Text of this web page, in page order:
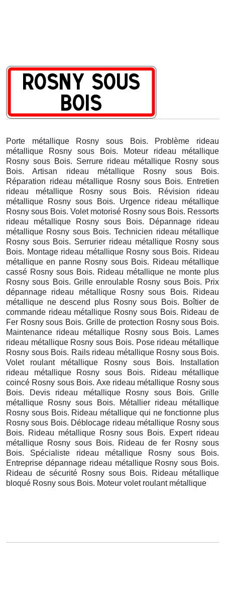
Porte métallique Rosny sous Bois. Problème rideau
métallique Rosny sous Bois. Moteur rideau métallique
Rosny sous Bois. Serrure rideau métallique Rosny sous
Bois. Artisan rideau métallique Rosny sous Bois.
Réparation rideau métallique Rosny sous Bois. Entretien
rideau métallique Rosny sous Bois. Révision rideau
métallique Rosny sous Bois. Urgence rideau métallique
Rosny sous Bois. Volet motorisé Rosny sous Bois. Ressorts
rideau métallique Rosny sous Bois. Dépannage rideau
métallique Rosny sous Bois. Technicien rideau métallique
Rosny sous Bois. Serrurier rideau métallique Rosny sous
Bois. Montage rideau métallique Rosny sous Bois. Rideau
métallique en panne Rosny sous Bois. Rideau métallique
cassé Rosny sous Bois. Rideau métallique ne monte plus
Rosny sous Bois. Grille enroulable Rosny sous Bois. Prix
dépannage rideau métallique Rosny sous Bois. Rideau
métallique ne descend plus Rosny sous Bois. Boîtier de
commande rideau métallique Rosny sous Bois. Rideau de
Fer Rosny sous Bois. Grille de protection Rosny sous Bois.
Maintenance rideau métallique Rosny sous Bois. Lames
rideau métallique Rosny sous Bois. Pose rideau métallique
Rosny sous Bois. Rails rideau métallique Rosny sous Bois.
Volet roulant métallique Rosny sous Bois. Installation
rideau métallique Rosny sous Bois. Rideau métallique
coincé Rosny sous Bois. Axe rideau métallique Rosny sous
Bois. Devis rideau métallique Rosny sous Bois. Grille
métallique Rosny sous Bois. Métallier rideau métallique
Rosny sous Bois. Rideau métallique qui ne fonctionne plus
Rosny sous Bois. Déblocage rideau métallique Rosny sous
Bois. Rideau métallique Rosny sous Bois. Expert rideau
métallique Rosny sous Bois. Rideau de fer Rosny sous
Bois. Spécialiste rideau métallique Rosny sous Bois.
Entreprise dépannage rideau métallique Rosny sous Bois.
Rideau de sécurité Rosny sous Bois. Rideau métallique
bloqué Rosny sous Bois. Moteur volet roulant métallique